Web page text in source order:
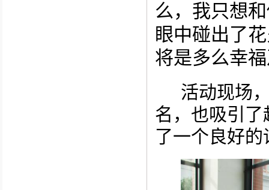
么，我只想
眼中碰出了
将是多么幸
活动现场
名，也吸引
了一个良好